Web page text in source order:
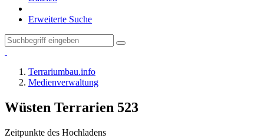
Erweiterte Suche
Terrariumbau.info
Medienverwaltung
Wüsten Terrarien 523
Zeitpunkte des Hochladens